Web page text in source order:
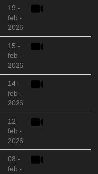
19 -
feb -
2026
15 -
feb -
2026
14 -
feb -
2026
12 -
feb -
2026
08 -
feb -